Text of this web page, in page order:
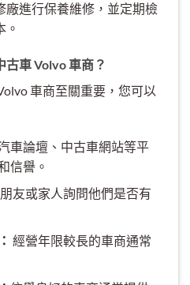
廠進行保養維修，並定期檢
。
古車 Volvo 車商？
車商至關重要，您可以
車論壇、中古車網站等平
信譽。
友或家人詢問他們是否有
經營年限較長的車商通常